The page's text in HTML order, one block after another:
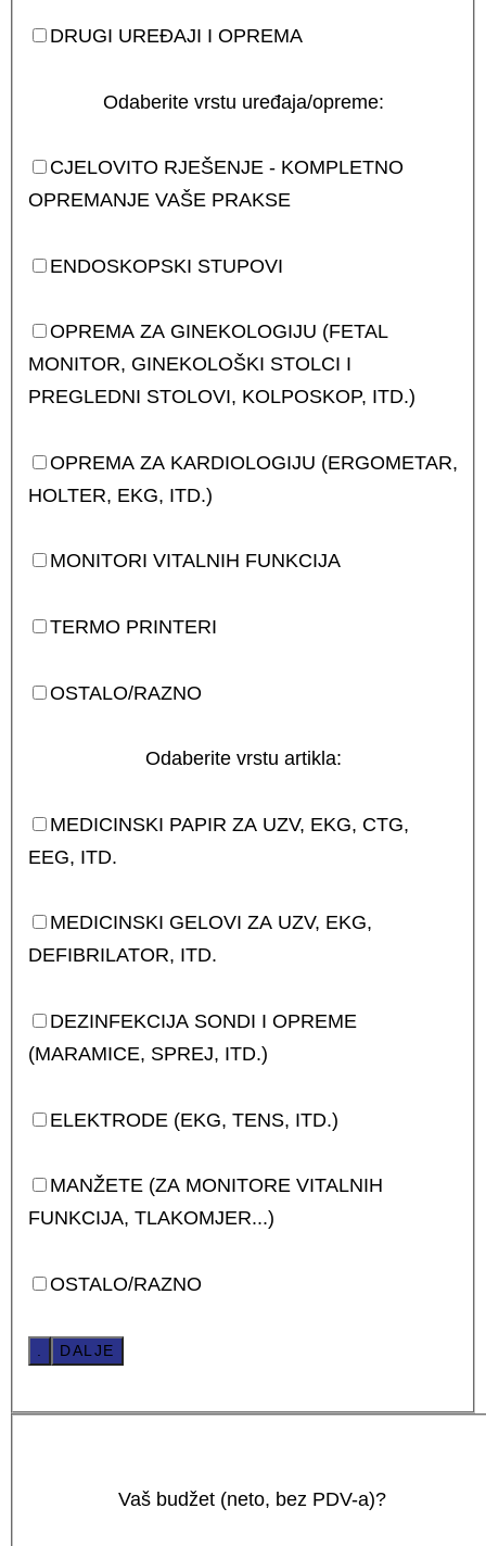
DRUGI UREĐAJI I OPREMA
Odaberite vrstu uređaja/opreme:
CJELOVITO RJEŠENJE - KOMPLETNO
OPREMANJE VAŠE PRAKSE
ENDOSKOPSKI STUPOVI
OPREMA ZA GINEKOLOGIJU (FETAL
MONITOR, GINEKOLOŠKI STOLCI I
PREGLEDNI STOLOVI, KOLPOSKOP, ITD.)
OPREMA ZA KARDIOLOGIJU (ERGOMETAR,
HOLTER, EKG, ITD.)
MONITORI VITALNIH FUNKCIJA
TERMO PRINTERI
OSTALO/RAZNO
Odaberite vrstu artikla:
MEDICINSKI PAPIR ZA UZV, EKG, CTG,
EEG, ITD.
MEDICINSKI GELOVI ZA UZV, EKG,
DEFIBRILATOR, ITD.
DEZINFEKCIJA SONDI I OPREME
(MARAMICE, SPREJ, ITD.)
ELEKTRODE (EKG, TENS, ITD.)
MANŽETE (ZA MONITORE VITALNIH
FUNKCIJA, TLAKOMJER...)
OSTALO/RAZNO
. DALJE
Vaš budžet (neto, bez PDV-a)?